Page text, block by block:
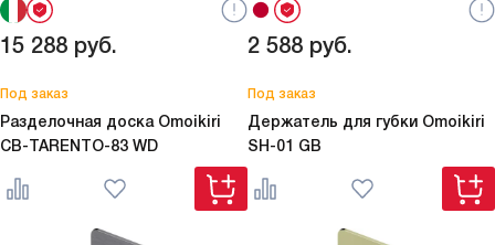
15 288 руб.
Под заказ
Разделочная доска Omoikiri
CB-TARENTO-83 WD
2 588 руб.
Под заказ
Держатель для губки Omoikiri
SH-01 GB